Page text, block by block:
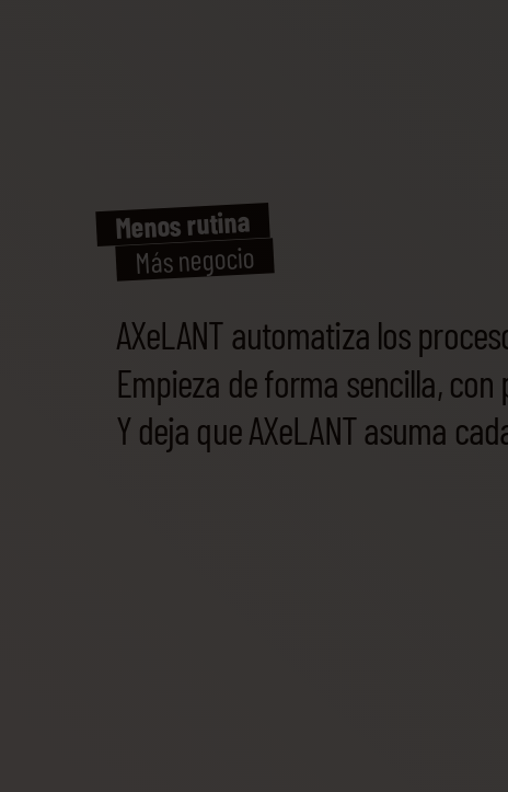
Menos rutina
Más negocio
AXeLANT automatiza los
Empieza de forma sencilla,
Y deja que AXeLANT asuma